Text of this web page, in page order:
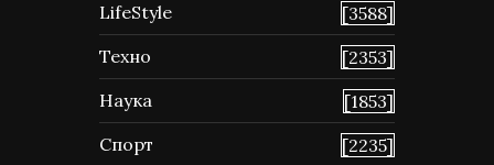
LifeStyle
[3588]
Техно
[2353]
Наука
[1853]
Спорт
[2235]